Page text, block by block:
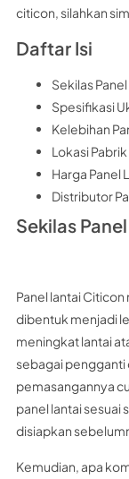
citicon, silahkan
Daftar Isi
Sekilas
Spesifikasi
Kelebihan
Lokasi
Harga Panel
Distributor
Sekilas
Panel lantai
dibentuk menjadi
meningkat lantai
sebagai pengganti
pemasangannya
panel lantai sesuai
disiapkan
Kemudian, apa